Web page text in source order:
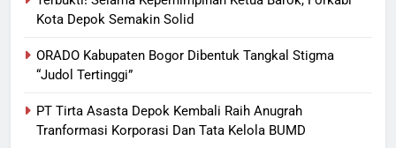
Kota Depok Semakin Solid
ORADO Kabupaten Bogor Dibentuk Tangkal Stigma
“Judol Tertinggi”
PT Tirta Asasta Depok Kembali Raih Anugrah
Tranformasi Korporasi Dan Tata Kelola BUMD